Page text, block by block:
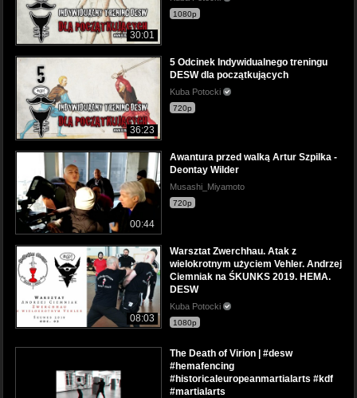
30:01
1080p
36:23
5 Odcinek Indywidualnego treningu
DESW dla początkujących
Kuba Potocki
720p
00:44
Awantura przed walką Artur Szpilka -
Deontay Wilder
Musashi_Miyamoto
720p
08:03
Warsztat Zwerchhau. Atak z
wielokrotnym użyciem Vehler. Andrzej
Ciemniak na ŚKUNKS 2019. HEMA.
DESW
Kuba Potocki
1080p
The Death of Virion | #desw
#hemafencing
#historicaleuropeanmartialarts #kdf
#martialarts